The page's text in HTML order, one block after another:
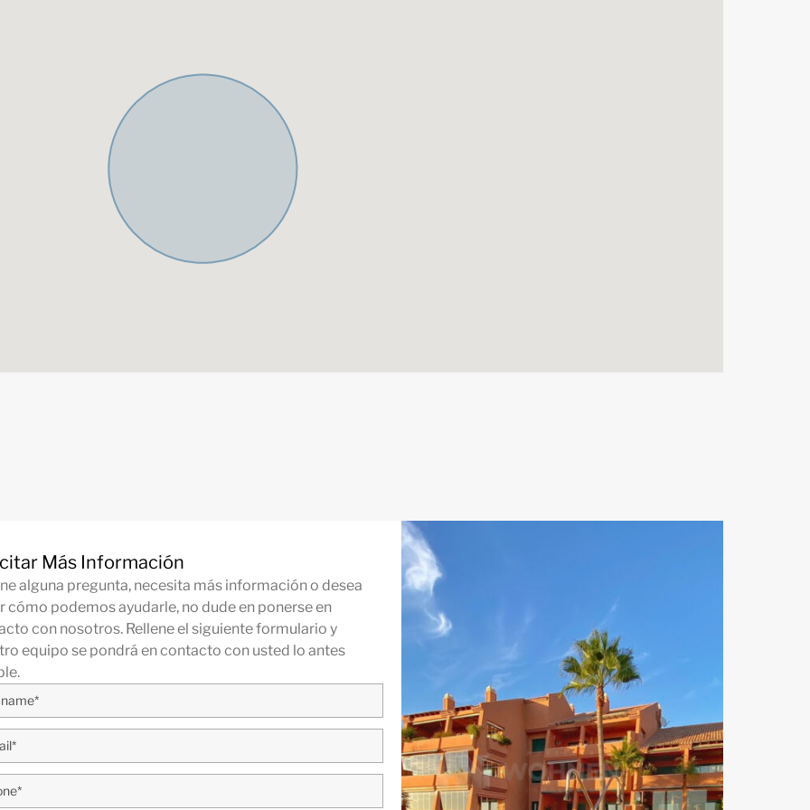
Más Información
alguna pregunta, necesita más información o desea
cómo podemos ayudarle, no dude en ponerse en
con nosotros. Rellene el siguiente formulario y
equipo se pondrá en contacto con usted lo antes